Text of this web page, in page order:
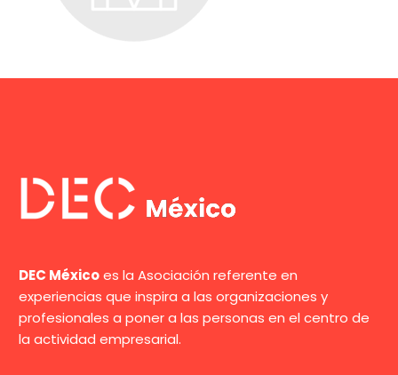
DEC Méxicoes la Asociación referente en
experiencias que inspira a las organizaciones y
profesionales a poner a las personas en el centro de
la actividad empresarial.